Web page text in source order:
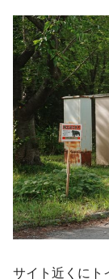
サイト近くにト